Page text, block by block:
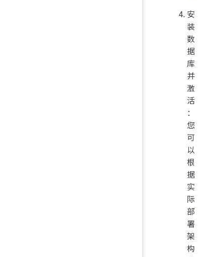
安
装
数
据
库
并
激
活
：
您
可
以
根
据
实
际
部
署
架
构